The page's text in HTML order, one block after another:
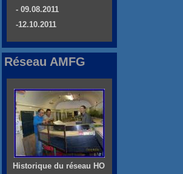
- 09.08.2011
-12.10.2011
Réseau AMFG
Historique du réseau HO